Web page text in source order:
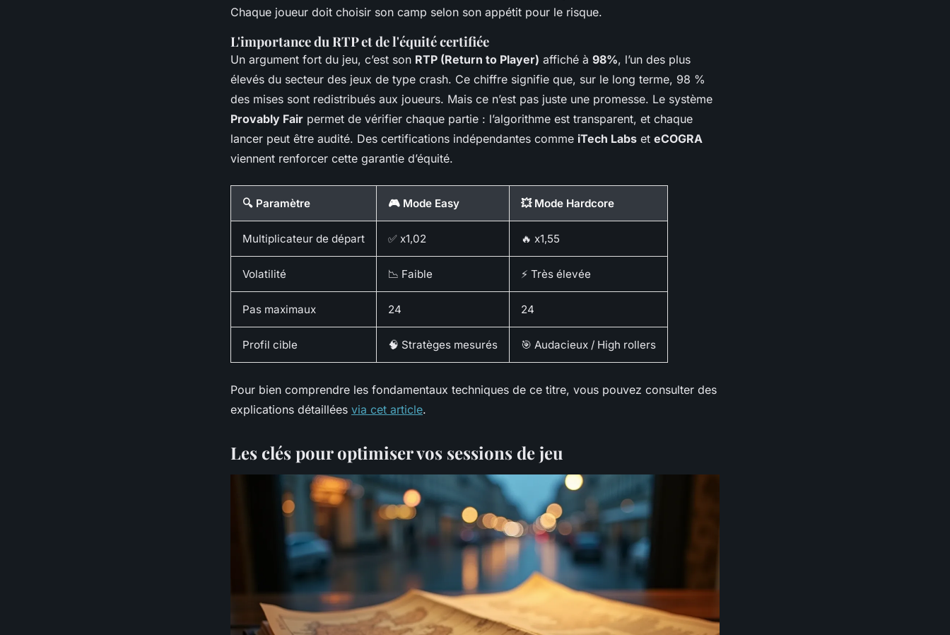
Chaque joueur doit choisir son camp selon son appétit pour le risque.
L'importance du RTP et de l'équité certifiée
Un argument fort du jeu, c’est son RTP (Return to Player) affiché à 98%, l’un des plus
élevés du secteur des jeux de type crash. Ce chiffre signifie que, sur le long terme, 98 %
des mises sont redistribués aux joueurs. Mais ce n’est pas juste une promesse. Le système
Provably Fair permet de vérifier chaque partie : l’algorithme est transparent, et chaque
lancer peut être audité. Des certifications indépendantes comme iTech Labs et eCOGRA
viennent renforcer cette garantie d’équité.
🔍 Paramètre 🎮 Mode Easy 💥 Mode Hardcore
Multiplicateur de départ ✅ x1,02 🔥 x1,55
Volatilité 📉 Faible ⚡ Très élevée
Pas maximaux 24 24
Profil cible 🧠 Stratèges mesurés 🎯 Audacieux / High rollers
Pour bien comprendre les fondamentaux techniques de ce titre, vous pouvez consulter des
explications détaillées via cet article.
Les clés pour optimiser vos sessions de jeu